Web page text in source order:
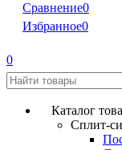
Сравнение0
Избранное0
0
Каталог
Сплит-